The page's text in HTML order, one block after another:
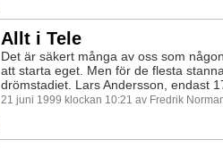
Allt i Tele
Det är säkert många av oss som
att starta eget. Men för de flesta
drömstadiet. Lars Andersson, endast
21 juni 1999 klockan 10:21 av Fredrik